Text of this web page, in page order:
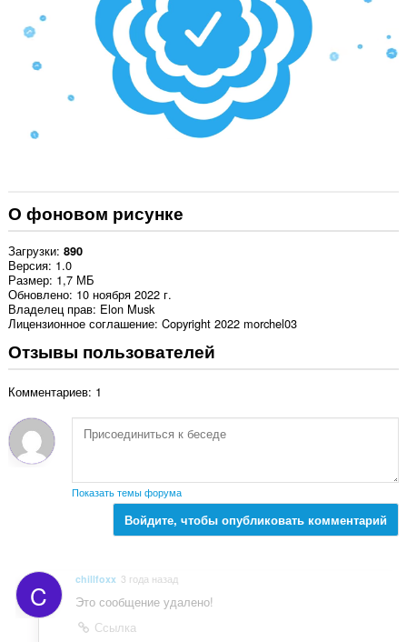
О фоновом рисунке
Загрузки 890
Версия 1.0
Размер 1,7 МБ
Обновлено 10 ноября 2022 г.
Владелец прав Elon Musk
Лицензионное соглашение Copyright 2022 morchel03
Отзывы пользователей
Комментариев: 1
Показать темы форума
Войдите, чтобы опубликовать комментарий
C chillfoxx 3 года назад
Это сообщение удалено!
Ссылка